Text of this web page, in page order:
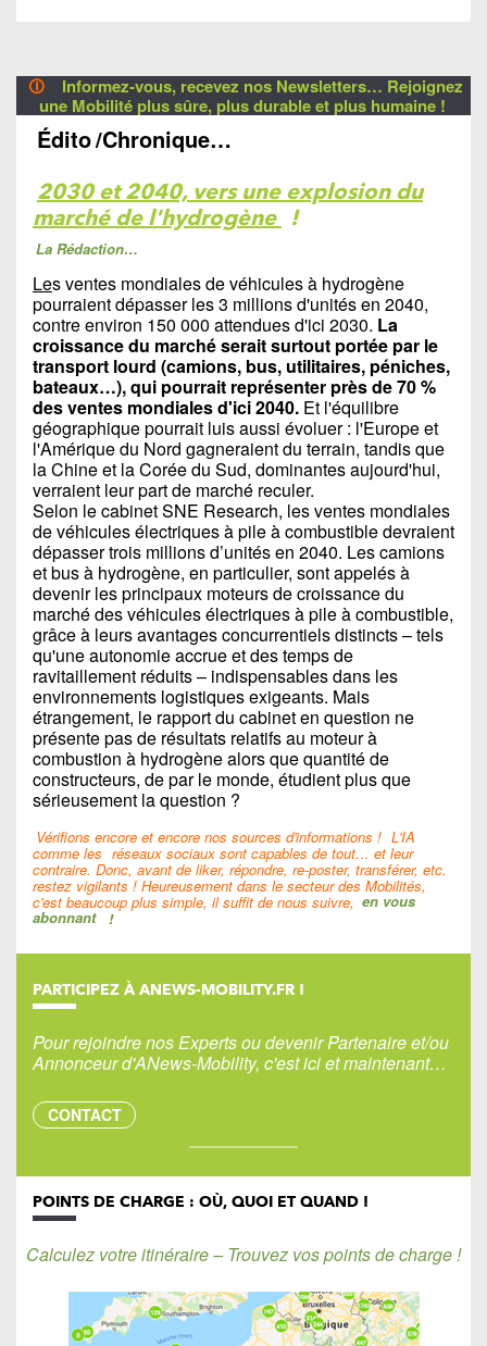
🛈
Informez-vous, recevez nos Newsletters… Rejoignez
une Mobilité plus sûre, plus durable et plus humaine !
Édito/Chronique…
2030 et 2040, vers une explosion du
marché de l'hydrogène !
La Rédaction…
Les ventes mondiales de véhicules à hydrogène
pourraient dépasser les 3 millions d'unités en 2040,
contre environ 150 000 attendues d'ici 2030. La
croissance du marché serait surtout portée par le
transport lourd (camions, bus, utilitaires, péniches,
bateaux…), qui pourrait représenter près de 70 %
des ventes mondiales d'ici 2040. Et l'équilibre
géographique pourrait luis aussi évoluer : l'Europe et
l'Amérique du Nord gagneraient du terrain, tandis que
la Chine et la Corée du Sud, dominantes aujourd'hui,
verraient leur part de marché reculer.
Selon le cabinet SNE Research, les ventes mondiales
de véhicules électriques à pile à combustible devraient
dépasser trois millions d’unités en 2040. Les camions
et bus à hydrogène, en particulier, sont appelés à
devenir les principaux moteurs de croissance du
marché des véhicules électriques à pile à combustible,
grâce à leurs avantages concurrentiels distincts – tels
qu'une autonomie accrue et des temps de
ravitaillement réduits – indispensables dans les
environnements logistiques exigeants. Mais
étrangement, le rapport du cabinet en question ne
présente pas de résultats relatifs au moteur à
combustion à hydrogène alors que quantité de
constructeurs, de par le monde, étudient plus que
sérieusement la question ?
Vérifions encore et encore nos sources d'informations ! L'IA
comme les réseaux sociaux sont capables de tout… et leur
contraire. Donc, avant de liker, répondre, re-poster, transférer, etc.
restez vigilants ! Heureusement dans le secteur des Mobilités,
c'est beaucoup plus simple, il suffit de nous suivre, en vous
abonnant !
PARTICIPEZ À ANEWS-MOBILITY.FR !
Pour rejoindre nos Experts ou devenir Partenaire et/ou
Annonceur d'ANews-Mobility, c'est ici et maintenant…
CONTACT
POINTS DE CHARGE : OÙ, QUOI ET QUAND !
Calculez votre itinéraire – Trouvez vos points de charge !